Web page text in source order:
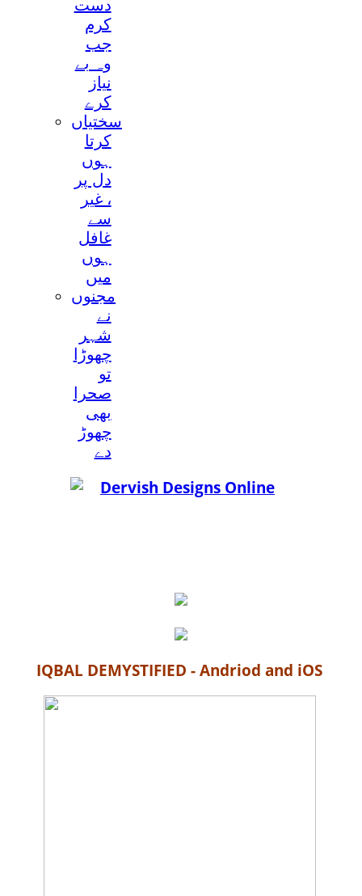
دست
کرم
جب
وہ بے
نياز
کرے
سختياں
کرتا
ہوں
دل پر
، غير
سے
غافل
ہوں
ميں
مجنوں
نے
شہر
چھوڑا
تو
صحرا
بھی
چھوڑ
دے
IQBAL DEMYSTIFIED - Andriod and iOS